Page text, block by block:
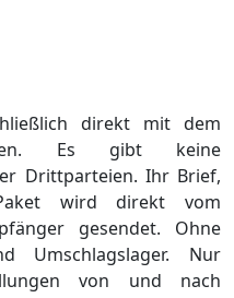
direkt mit dem
Es gibt keine
Drittparteien. Ihr Brief,
wird direkt vom
gesendet. Ohne
Umschlagslager. Nur
von und nach